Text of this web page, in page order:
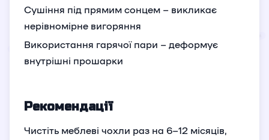
Сушіння під прямим сонцем – викликає
нерівномірне вигоряння
Використання гарячої пари – деформує
внутрішні прошарки
Рекомендації
Чистіть меблеві чохли раз на 6–12 місяців,